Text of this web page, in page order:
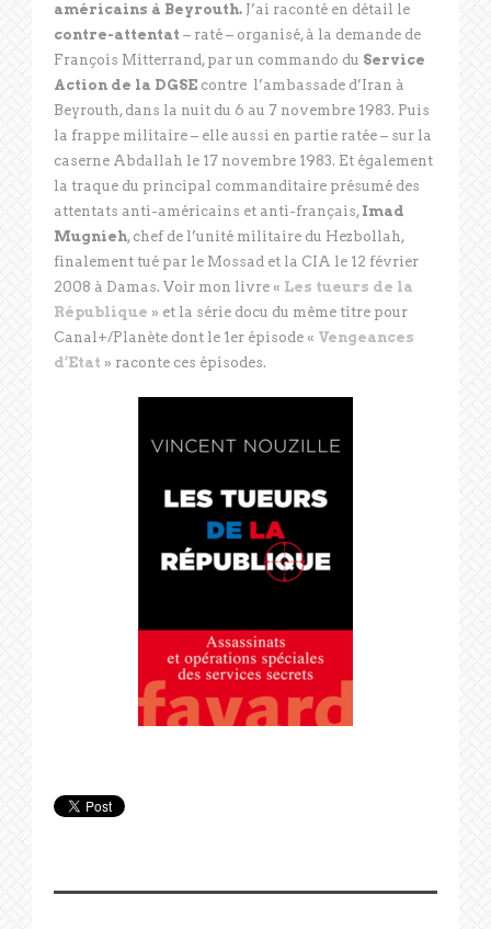
américains à Beyrouth. J’ai raconté en détail le
contre-attentat – raté – organisé, à la demande de
François Mitterrand, par un commando du Service
Action de la DGSE contre l’ambassade d’Iran à
Beyrouth, dans la nuit du 6 au 7 novembre 1983. Puis
la frappe militaire – elle aussi en partie ratée – sur la
caserne Abdallah le 17 novembre 1983. Et également
la traque du principal commanditaire présumé des
attentats anti-américains et anti-français, Imad
Mugnieh, chef de l’unité militaire du Hezbollah,
finalement tué par le Mossad et la CIA le 12 février
2008 à Damas. Voir mon livre « Les tueurs de la
République » et la série docu du même titre pour
Canal+/Planète dont le 1er épisode « Vengeances
d’Etat » raconte ces épisodes.